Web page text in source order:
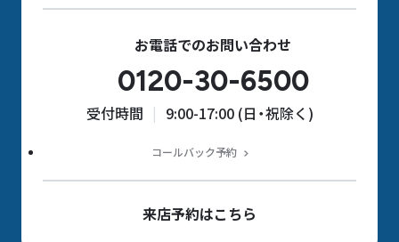
お電話でのお問い合わせ
0120-30-6500
受付時間 9:00-17:00 (日・祝除く)
コールバック予約
来店予約はこちら